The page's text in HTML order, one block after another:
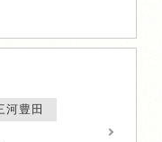
河豊田